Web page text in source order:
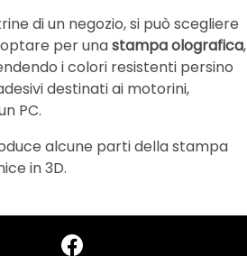
di un negozio, si può scegliere
per unastampa olografica,
i colori resistenti persino
destinati ai motorini,
PC.
alcune parti della stampa
in 3D.